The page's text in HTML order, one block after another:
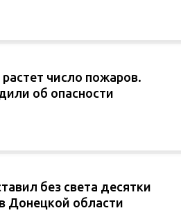
число пожаров.
об опасности
без света десятки
Донецкой области